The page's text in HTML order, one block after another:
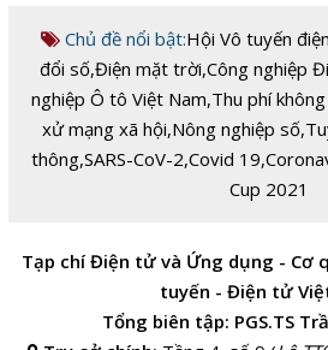
Chủ đề nổi bật:Hội Vô tuyến
đổi số,Điện mặt trời,Công nghiệp
nghiệp Ô tô Việt Nam,Thu phí
xử mạng xã hội,Nông nghiệp số,
thông,SARS-CoV-2,Covid 19,
Cup 2021
Tạp chí Điện tử và Ứng dụng - Cơ
tuyến - Điện tử
Tổng biên tập: PGS.TS